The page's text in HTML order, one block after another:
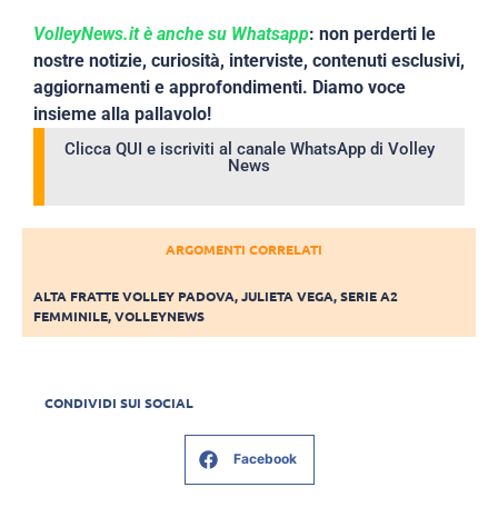
VolleyNews.it è anche su Whatsapp: non perderti le
nostre notizie, curiosità, interviste, contenuti esclusivi,
aggiornamenti e approfondimenti. Diamo voce
insieme alla pallavolo!
Clicca QUI e iscriviti al canale WhatsApp di Volley
News
ARGOMENTI CORRELATI
ALTA FRATTE VOLLEY PADOVA,JULIETA VEGA,SERIE A2
FEMMINILE,VOLLEYNEWS
CONDIVIDI SUI SOCIAL
Facebook